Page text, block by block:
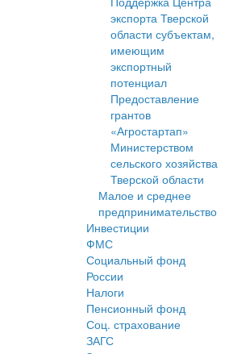
экспорта Тверской
области субъектам,
имеющим
экспортный
потенциал
Предоставление
грантов
«Агростартап»
Министерством
сельского хозяйства
Тверской области
Малое и среднее
предпринимательство
Инвестиции
ФМС
Социальный фонд
России
Налоги
Пенсионный фонд
Соц. страхование
ЗАГС